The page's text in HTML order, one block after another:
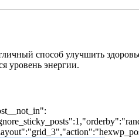
способ улучшить
уровень энергии.